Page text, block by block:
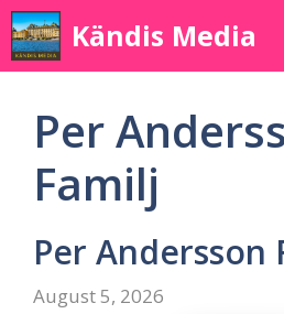
Skip
to
content
Kändis Media
Per
Familj
Per Andersson
August 5, 2026